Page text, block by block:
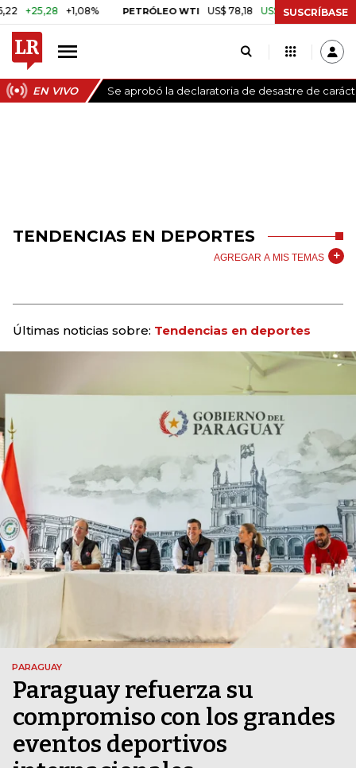
+1,08% PETRÓLEO WTI US$ 78,18 US$ 0,17 +0,22%
SUSCRÍBASE
EN VIVO Se aprobó la declaratoria de desastre de
TENDENCIAS EN DEPORTES
AGREGAR A MIS TEMAS
Últimas noticias sobre: Tendencias en deportes
PARAGUAY
Paraguay refuerza su
compromiso con los grandes
eventos deportivos